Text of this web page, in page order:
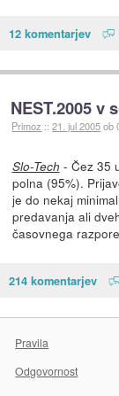
12 komentarjev
NEST.2005 v
Primoz ::21. jul 2005ob
Slo-Tech - Čez 35
polna (95%).
je do nekaj
predavanja ali
časovnega
214 komentarjev
Pravila
Odgovornost